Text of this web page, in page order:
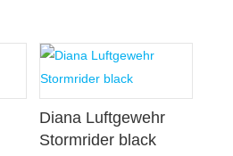
Diana Luftgewehr
Stormrider black